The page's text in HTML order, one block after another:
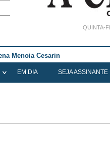
QUINTA-
Menoia Cesarin
EM DIA SEJA ASSINANTE